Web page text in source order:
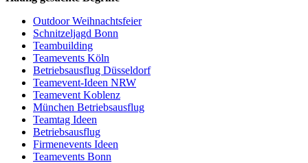
Outdoor Weihnachtsfeier
Schnitzeljagd Bonn
Teambuilding
Teamevents Köln
Betriebsausflug Düsseldorf
Teamevent-Ideen NRW
Teamevent Koblenz
München Betriebsausflug
Teamtag Ideen
Betriebsausflug
Firmenevents Ideen
Teamevents Bonn